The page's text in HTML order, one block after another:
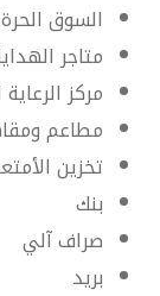
السوق الحرة
متاجر
مركز
مطاعم
تخزين
بنك
صراف آلي
بريد